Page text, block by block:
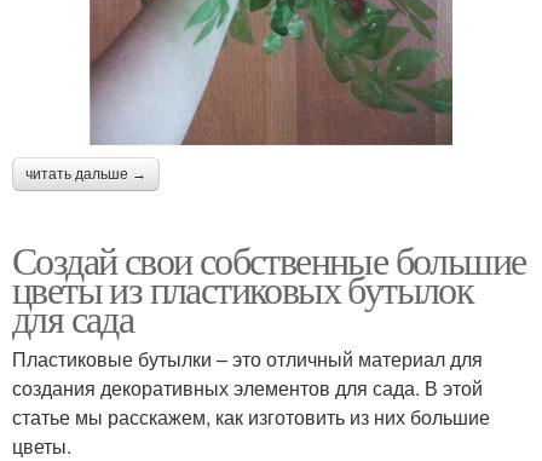
читать дальше →
Создай свои собственные большие
цветы из пластиковых бутылок
для сада
Пластиковые бутылки – это отличный материал для
создания декоративных элементов для сада. В этой
статье мы расскажем, как изготовить из них большие
цветы.